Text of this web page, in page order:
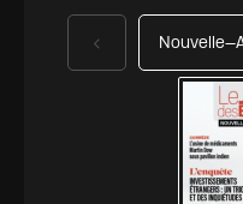
Précédent